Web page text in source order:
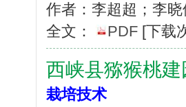
作者：李超超；李
全文：
PDF [下载
西峡县猕猴桃
栽培技术